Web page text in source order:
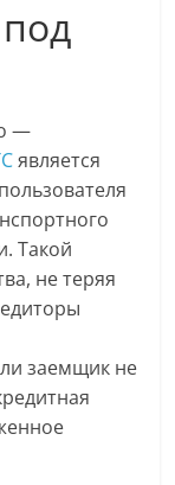
—
является
Такой
не теряя
заемщик не